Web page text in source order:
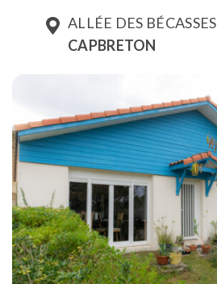
ALLÉE DES BÉCASSES
CAPBRETON